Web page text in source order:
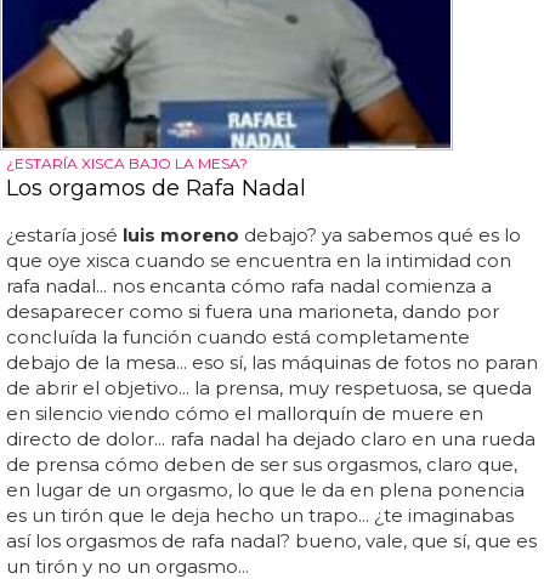
¿ESTARÍA XISCA BAJO LA MESA?
Los orgamos de Rafa Nadal
¿estaría josé luis moreno debajo? ya sabemos qué es lo
que oye xisca cuando se encuentra en la intimidad con
rafa nadal... nos encanta cómo rafa nadal comienza a
desaparecer como si fuera una marioneta, dando por
concluída la función cuando está completamente
debajo de la mesa... eso sí, las máquinas de fotos no paran
de abrir el objetivo... la prensa, muy respetuosa, se queda
en silencio viendo cómo el mallorquín de muere en
directo de dolor... rafa nadal ha dejado claro en una rueda
de prensa cómo deben de ser sus orgasmos, claro que,
en lugar de un orgasmo, lo que le da en plena ponencia
es un tirón que le deja hecho un trapo... ¿te imaginabas
así los orgasmos de rafa nadal? bueno, vale, que sí, que es
un tirón y no un orgasmo...